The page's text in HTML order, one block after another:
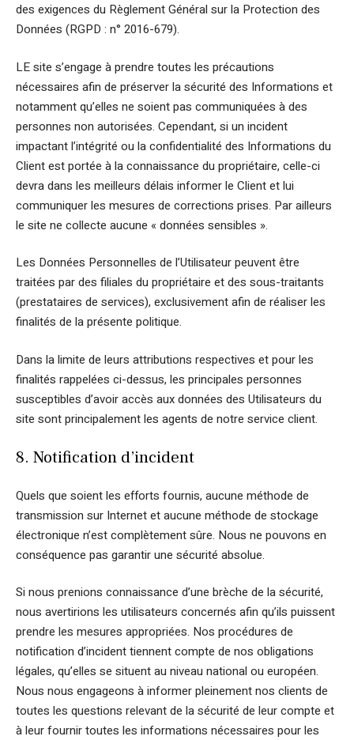
des exigences du Règlement Général sur la Protection des
Données (RGPD : n° 2016-679).
LE site s’engage à prendre toutes les précautions
nécessaires afin de préserver la sécurité des Informations et
notamment qu’elles ne soient pas communiquées à des
personnes non autorisées. Cependant, si un incident
impactant l’intégrité ou la confidentialité des Informations du
Client est portée à la connaissance du propriétaire, celle-ci
devra dans les meilleurs délais informer le Client et lui
communiquer les mesures de corrections prises. Par ailleurs
le site ne collecte aucune « données sensibles ».
Les Données Personnelles de l’Utilisateur peuvent être
traitées par des filiales du propriétaire et des sous-traitants
(prestataires de services), exclusivement afin de réaliser les
finalités de la présente politique.
Dans la limite de leurs attributions respectives et pour les
finalités rappelées ci-dessus, les principales personnes
susceptibles d’avoir accès aux données des Utilisateurs du
site sont principalement les agents de notre service client.
8. Notification d’incident
Quels que soient les efforts fournis, aucune méthode de
transmission sur Internet et aucune méthode de stockage
électronique n’est complètement sûre. Nous ne pouvons en
conséquence pas garantir une sécurité absolue.
Si nous prenions connaissance d’une brèche de la sécurité,
nous avertirions les utilisateurs concernés afin qu’ils puissent
prendre les mesures appropriées. Nos procédures de
notification d’incident tiennent compte de nos obligations
légales, qu’elles se situent au niveau national ou européen.
Nous nous engageons à informer pleinement nos clients de
toutes les questions relevant de la sécurité de leur compte et
à leur fournir toutes les informations nécessaires pour les